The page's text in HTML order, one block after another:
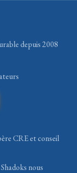
depuis 2008
CRE et conseil
nous